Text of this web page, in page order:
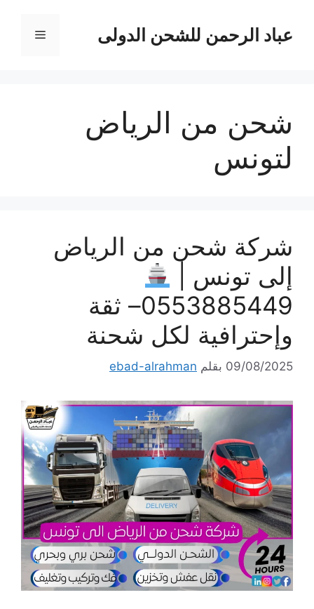
المحتوىعباد الرحمن للشحن الدولى القائمة
شحن من الرياض
لتونس
شركة شحن من الرياض
إلى تونس |
0553885449– ثقة
وإحترافية لكل شحنة
09/08/2025 بقلم ebad-alrahman